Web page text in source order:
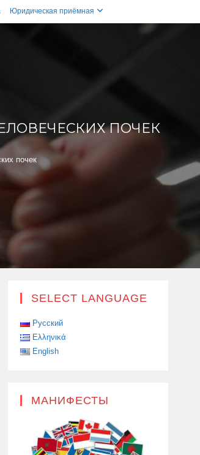
Юридическая приёмная
ПОЧЕК
почек
SELECT LANGUAGE
Русский
Ελληνικά
English
МАНИФЕСТЫ